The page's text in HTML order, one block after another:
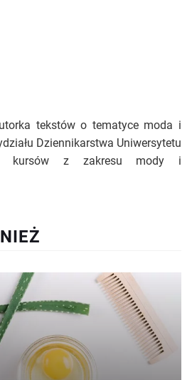
tekstów o tematyce moda i
Dziennikarstwa Uniwersytetu
kursów z zakresu mody i